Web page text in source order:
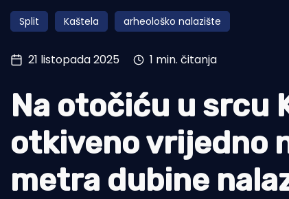
Pomorstvo
Ribolov
Tradicija i kultura
Split Kaštela arheološko nalazište
21 listopada 2025 1 min. čitanja
Na otočiću u srcu
otkiveno vrijedno
metra dubine